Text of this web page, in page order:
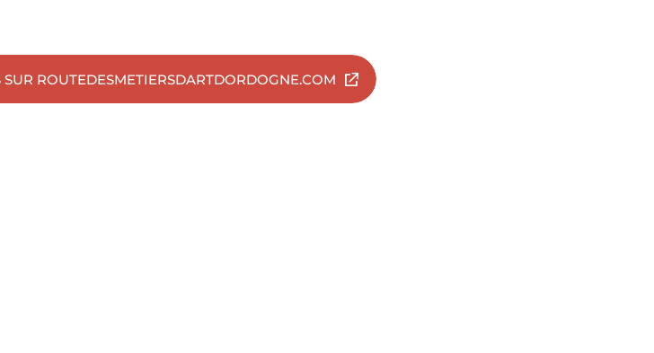
ROUTEDESMETIERSDARTDORDOGNE.COM